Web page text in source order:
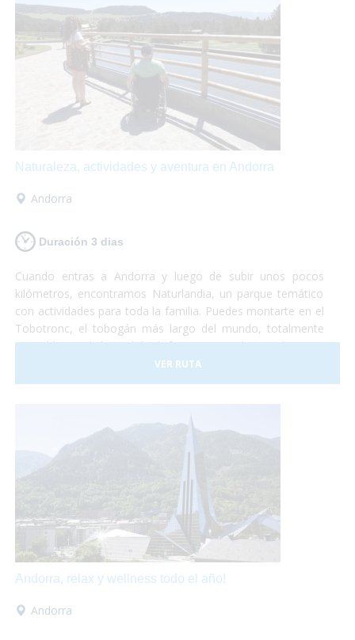
Naturaleza, actividades y aventura en Andorra
Andorra
Duración 3 dias
Cuando entras a Andorra y luego de subir unos pocos
kilómetros, encontramos Naturlandia, un parque temático
con actividades para toda la familia. Puedes montarte en el
Tobotronc, el tobogán más largo del mundo, totalmente
accesible, también podrás disfrutar paseando por el parque
de animales donde encontrarás osos, ciervos, lobos y
hasta una granja llena de animales!
VER RUTA
Andorra, relax y wellness todo el año!
Andorra